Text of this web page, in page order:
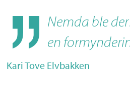
Nemda ble
en
Kari Tove Elvbakken